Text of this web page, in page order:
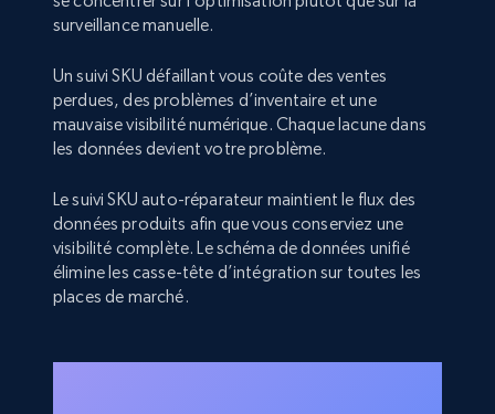
surveillance manuelle.
Un suivi SKU défaillant vous coûte des ventes
perdues, des problèmes d’inventaire et une
mauvaise visibilité numérique. Chaque lacune dans
les données devient votre problème.
Le suivi SKU auto-réparateur maintient le flux des
données produits afin que vous conserviez une
visibilité complète. Le schéma de données unifié
élimine les casse-tête d’intégration sur toutes les
places de marché.